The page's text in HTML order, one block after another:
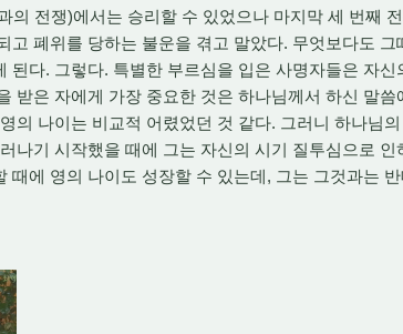
의 전쟁)에서는 승리할 수 있었으나 마지막 세 번째
고 폐위를 당하는 불운을 겪고 말았다. 무엇보다도
된다. 그렇다. 특별한 부르심을 입은 사명자들은 자
받은 자에게 가장 중요한 것은 하나님께서 하신 말
의 나이는 비교적 어렸었던 것 같다. 그러니 하나님
나기 시작했을 때에 그는 자신의 시기 질투심으로
때에 영의 나이도 성장할 수 있는데, 그는 그것과는